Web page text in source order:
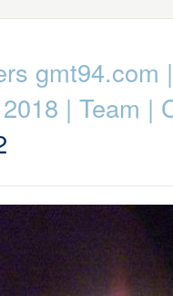
gmt94.com
2018 | Team |